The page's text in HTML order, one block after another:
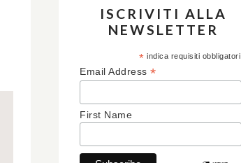
ISCRIVITI ALLA
NEWSLETTER
* indica requisiti obbligatori
Email Address *
First Name